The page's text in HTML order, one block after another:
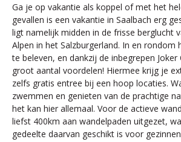
Ga je op vakantie als koppel of met het
gevallen is een vakantie in Saalbach erg
ligt namelijk midden in de frisse berglucht
Alpen in het Salzburgerland. In en rondom
te beleven, en dankzij de inbegrepen Joker
groot aantal voordelen! Hiermee krijg je
zelfs gratis entree bij een hoop locaties.
zwemmen en genieten van de prachtige
het kan hier allemaal. Voor de actieve
liefst 400km aan wandelpaden uitgezet,
gedeelte daarvan geschikt is voor